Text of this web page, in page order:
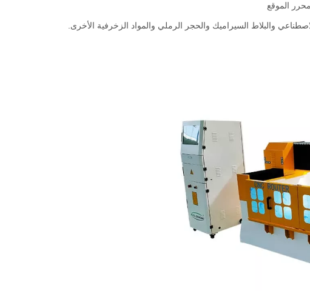
محرر الموقع
والبلاط السيراميك والحجر الرملي والمواد الزخرفية الأخرى.